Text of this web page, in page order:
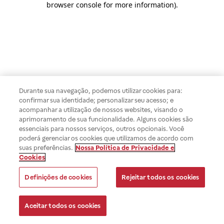
browser console for more information).
Durante sua navegação, podemos utilizar cookies para:
confirmar sua identidade; personalizar seu acesso; e
acompanhar a utilização de nossos websites, visando o
aprimoramento de sua funcionalidade. Alguns cookies são
essenciais para nossos serviços, outros opcionais. Você
poderá gerenciar os cookies que utilizamos de acordo com
suas preferências. Nossa Política de Privacidade e
Cookies
Definições de cookies Rejeitar todos os cookies
Aceitar todos os cookies